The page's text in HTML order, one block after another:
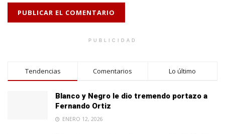
PUBLICIDAD
Tendencias Comentarios Lo último
Blanco y Negro le dio tremendo portazo a
Fernando Ortiz
ENERO 12, 2026